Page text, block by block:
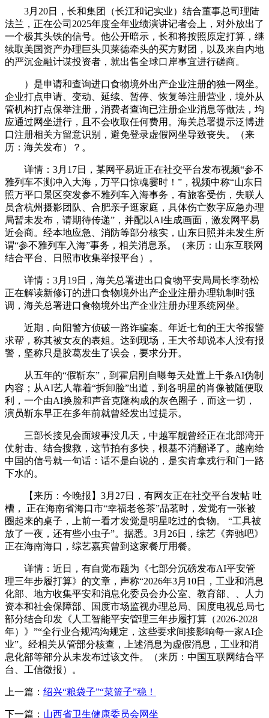
3月20日，长和集团（长江和记实业）结合董事总司理陆
法兰，正在公司2025年度全年业绩演讲记者会上，对外放出了
一个极其头铁的信号。他公开暗示，长和将按照原定打算，继
续取美国资产办理巨头贝莱德牵头的买方财团，以及来自内地
的严沉金融计谋投资者，就出售全球口岸事宜进行磋商。
）是申请和查询进口食物境外出产企业注册的独一网坐。
企业打点申请、变动、延续、暂停、恢复等注册营业，境外从
管机构打点保举注册，消费者查询已注册企业消息等做法，均
应通过网坐进行，且不会收取任何费用。海关总署提示泛博进
口注册相关方留意识别，避免登录虚假网坐导致丧失。（来
历：海关发布）？。
详情：3月17日，某网平易近正在社交平台发布视频“参不
雅列车不测冲入大海，万平口惊魂霎时！”，视频中称“山东日
照万平口景区突发参不雅列车入海事务，有旅客受伤，失联人
员含杭州摄影团队、合肥亲子逛家庭，具体伤亡数字应急办理
局暂未发布，请期待传递”，并配以AI生成画面，激发网平易
近会商。经本地应急、消防等部分核实，山东日照并未发生所
谓“参不雅列车入海”事务，相关消息系。（来历：山东互联网
结合平台、日照市收集举报平台）。
详情：3月19日，海关总署进出口食物平安局局长李劲松
正在解读新修订的进口食物境外出产企业注册办理轨制时强
调，海关总署进口食物境外出产企业注册办理系统网坐。
近期，向阳警方侦破一路诈骗案。年近七旬的王大爷报警
求帮，称其被女友的表姐。达到现场，王大爷却说本人没有报
警，坚称只是胶葛发生了误会，要求分开。
从五年的“假靳东”，到霍启刚自曝每天处置上千条AI伪制
内容；从AI艺人靠着“拆卸脸”出道，到各明星的肖像被随便取
利，一个由AI换脸和声音克隆构成的灰色圈子，而这一切，
演员靳东早正在多年前就曾经发出过提示。
三部长接见会面竣事没几天，中越军舰曾经正在北部湾开
仗射击、结合搜救，这节拍有多快，根基不消翻译了。越南给
中国的信号就一句话：话不是白说的，是实肯拿戎行和门一路
下水的。
【来历：今晚报】3月27日，有网友正在社交平台发帖 吐
槽， 正在海南省海口市“幸福老爸茶”品茗时，发觉有一张被
圈起来的桌子，上前一看才发觉是明星吃过的食物。 “工具被
放了一夜，还有些小虫子”。据悉。3月26日，综艺《奔驰吧》
正在海南海口，综艺嘉宾曾到这家餐厅用餐。
详情：近日，有自觉布题为《七部分沉磅发布AI平安管
理三年步履打算》的文章，声称“2026年3月10日，工业和消息
化部、地方收集平安和消息化委员会办公室、教育部、、人力
资本和社会保障部、国度市场监视办理总局、国度电视总局七
部分结合印发《人工智能平安管理三年步履打算（2026-2028
年）》”“全行业合规鸿沟规定，这些要求间接影响每一家AI企
业”。经相关从管部分核查，上述消息为虚假消息，工业和消
息化部等部分从未发布过该文件。（来历：中国互联网结合平
台、工信微报）。
上一篇： 绍兴“粮袋子”“菜篮子”稳！
下一篇： 山西省卫生健康委员会网坐